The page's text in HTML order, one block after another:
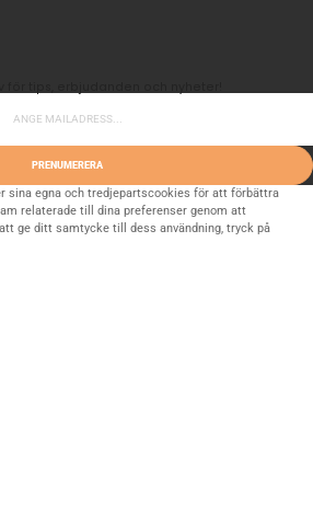
PRENUMERERA
sina egna och tredjepartscookies för att förbättra
relaterade till dina preferenser genom att
ge ditt samtycke till dess användning, tryck på